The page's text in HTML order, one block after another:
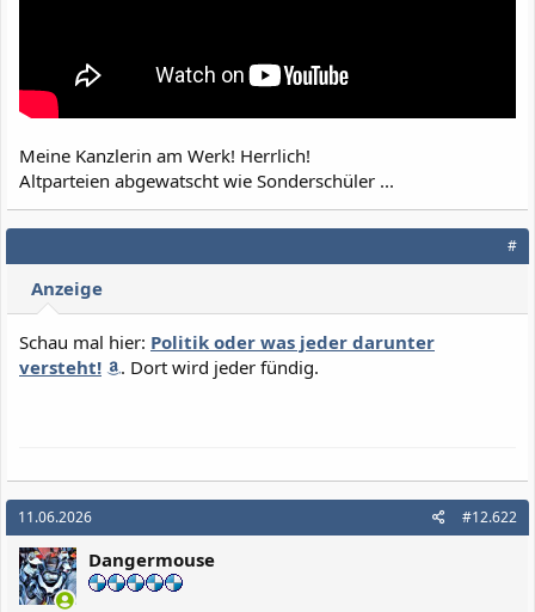
Meine Kanzlerin am Werk! Herrlich!
Altparteien abgewatscht wie Sonderschüler ...
#
Anzeige
Schau mal hier: Politik oder was jeder darunter
versteht!
. Dort wird jeder fündig.
11.06.2026 #12.622
Dangermouse